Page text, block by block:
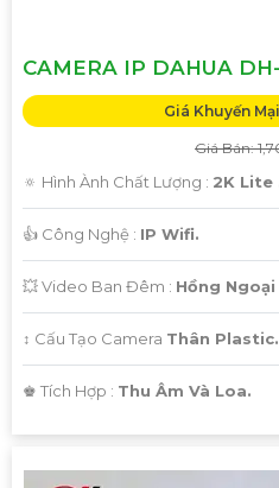
CAMERA IP DAHUA
Giá Khuyến
Giá Bán:
🔅 Hình Ành Chất Lượng : 2K Lite
👍 Công Nghệ : IP Wifi.
💥 Video Ban Đêm : Hồng
↕️ Cấu Tạo Camera Thân Plastic.
️♚ Tích Hợp : Thu Âm Và Loa.